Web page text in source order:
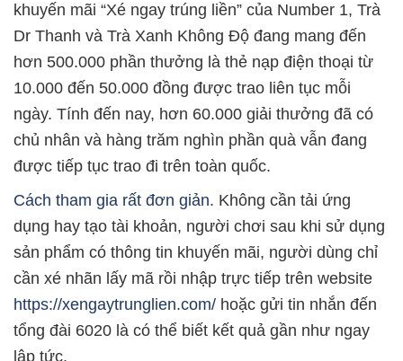
khuyến mãi “Xé ngay trúng liền” của Number 1, Trà
Dr Thanh và Trà Xanh Không Độ đang mang đến
hơn 500.000 phần thưởng là thẻ nạp điện thoại từ
10.000 đến 50.000 đồng được trao liên tục mỗi
ngày. Tính đến nay, hơn 60.000 giải thưởng đã có
chủ nhân và hàng trăm nghìn phần quà vẫn đang
được tiếp tục trao đi trên toàn quốc.
Cách tham gia rất đơn giản. Không cần tải ứng
dụng hay tạo tài khoản, người chơi sau khi sử dụng
sản phẩm có thông tin khuyến mãi, người dùng chỉ
cần xé nhãn lấy mã rồi nhập trực tiếp trên website
https://xengaytrunglien.com/ hoặc gửi tin nhắn đến
tổng đài 6020 là có thể biết kết quả gần như ngay
lập tức.